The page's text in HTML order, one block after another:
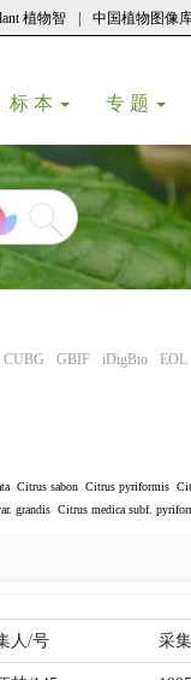
植物智 中国植物图像
标 本 专 题
CUBG GBIF iDigBio EOL
Citrus sabon Citrus pyriformis
grandis Citrus medica subf.
人/号 采